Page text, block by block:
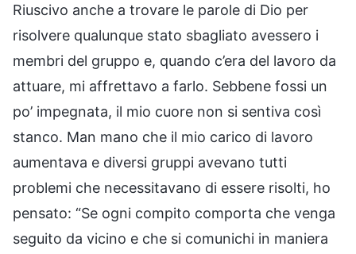
Riuscivo anche a trovare le parole di Dio per
risolvere qualunque stato sbagliato avessero i
membri del gruppo e, quando c’era del lavoro da
attuare, mi affrettavo a farlo. Sebbene fossi un
po’ impegnata, il mio cuore non si sentiva così
stanco. Man mano che il mio carico di lavoro
aumentava e diversi gruppi avevano tutti
problemi che necessitavano di essere risolti, ho
pensato: “Se ogni compito comporta che venga
seguito da vicino e che si comunichi in maniera